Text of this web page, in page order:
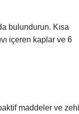
bulundurun. Kısa
içeren kaplar ve 6
maddeler ve